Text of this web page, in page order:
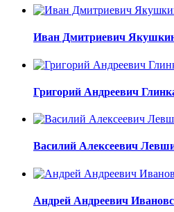
Иван Дмитриевич
Григорий Андреевич
Василий Алексеевич
Андрей Андреевич